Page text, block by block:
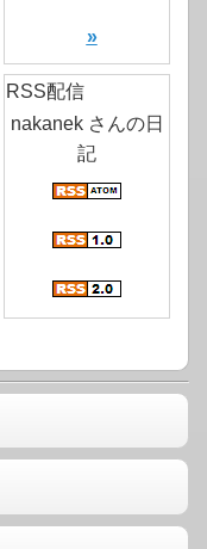
»
RSS配信
nakanek さんの日
記